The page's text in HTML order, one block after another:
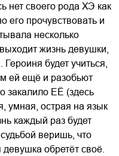
нет своего рода ХЭ как
его прочувствовать и
несколько
жизнь девушки,
будет учиться,
ей ещё и разобьют
закалило ЕЁ (здесь
умная, острая на язык
каждый раз будет
веришь, что
обретёт своё.